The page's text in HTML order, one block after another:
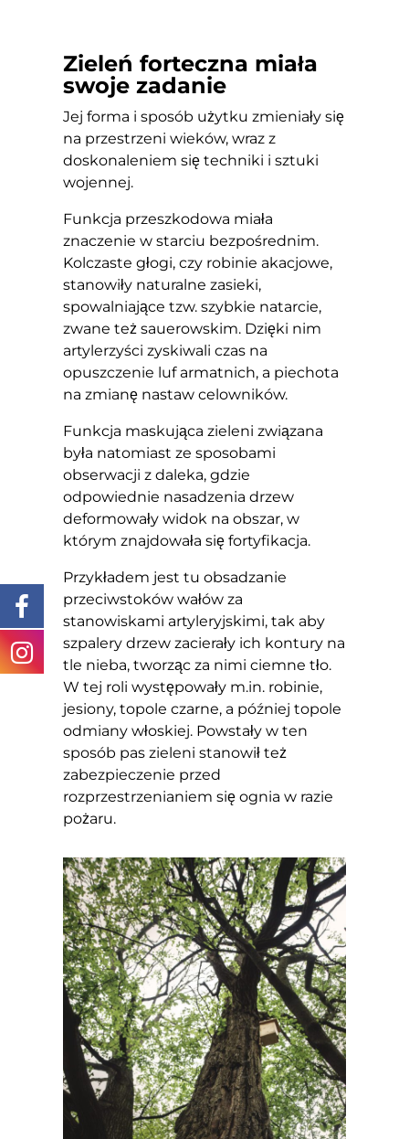
Zieleń forteczna miała
swoje zadanie
Jej forma i sposób użytku zmieniały się
na przestrzeni wieków, wraz z
doskonaleniem się techniki i sztuki
wojennej.
Funkcja przeszkodowa miała
znaczenie w starciu bezpośrednim.
Kolczaste głogi, czy robinie akacjowe,
stanowiły naturalne zasieki,
spowalniające tzw. szybkie natarcie,
zwane też sauerowskim. Dzięki nim
artylerzyści zyskiwali czas na
opuszczenie luf armatnich, a piechota
na zmianę nastaw celowników.
Funkcja maskująca zieleni związana
była natomiast ze sposobami
obserwacji z daleka, gdzie
odpowiednie nasadzenia drzew
deformowały widok na obszar, w
którym znajdowała się fortyfikacja.
Przykładem jest tu obsadzanie
przeciwstoków wałów za
stanowiskami artyleryjskimi, tak aby
szpalery drzew zacierały ich kontury na
tle nieba, tworząc za nimi ciemne tło.
W tej roli występowały m.in. robinie,
jesiony, topole czarne, a później topole
odmiany włoskiej. Powstały w ten
sposób pas zieleni stanowił też
zabezpieczenie przed
rozprzestrzenianiem się ognia w razie
pożaru.